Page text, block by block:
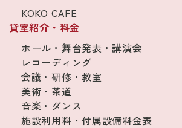
KOKO CAFE
貸室紹介・料金
ホール・舞台発表・講演会
レコーディング
会議・研修・教室
美術・茶道
音楽・ダンス
施設利用料・付属設備料金表